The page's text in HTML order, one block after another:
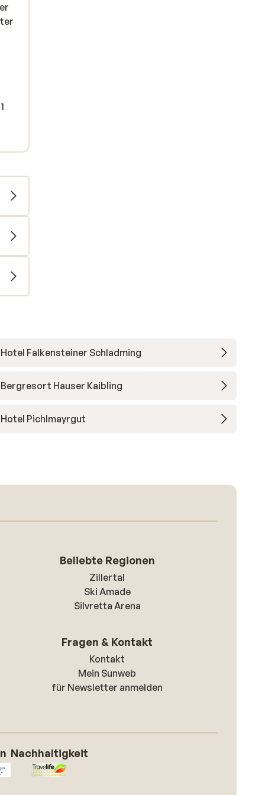
Hotel Falkensteiner Schladming
Bergresort Hauser Kaibling
Hotel Pichlmayrgut
Beliebte Regionen
Zillertal
Ski Amade
Silvretta Arena
Fragen & Kontakt
Kontakt
Mein Sunweb
für Newsletter anmelden
Nachhaltigkeit